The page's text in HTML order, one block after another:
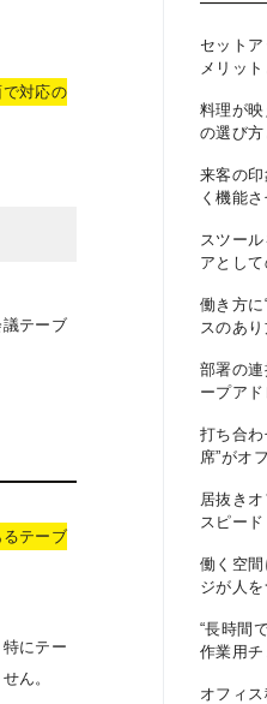
で対応の
テーブ
テーブ
にテー
ん。
セット
メリッ
料理が
の選び
来客の
く機能
スツー
アとし
働き方に
スのあ
部署の
ープア
打ち合
席”がオ
居抜き
スピー
働く空間
ジが人
“長時間
作業用
オフィ